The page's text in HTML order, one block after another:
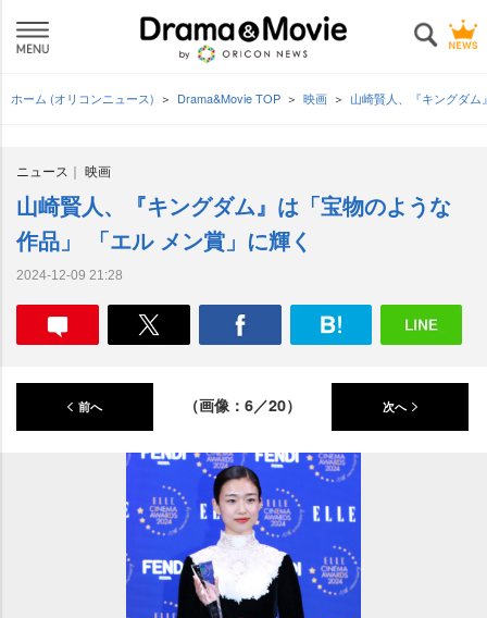
ホーム (オリコンニュース) Drama&Movie TOP 映画 山崎賢人、『キングダ
ニュース 映画
山崎賢人、『キングダム』は「宝物のような
作品」 「エル メン賞」に輝く
2024-12-09 21:28
前へ （画像：6／20） 次へ